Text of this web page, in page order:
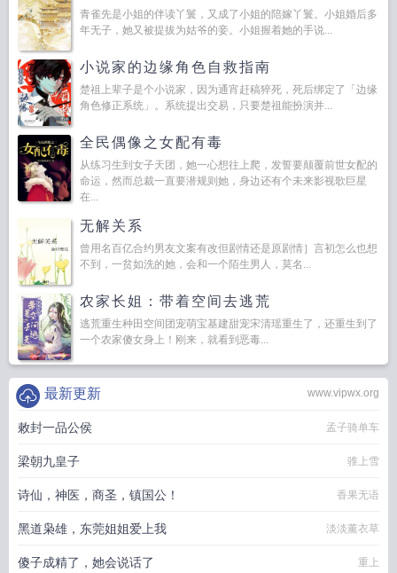
青雀先是小姐的伴读丫鬟，又成了小姐的陪嫁丫鬟。小姐婚后多
年无子，她又被提拔为姑爷的妾。小姐握着她的手说...
小说家的边缘角色自救指南
楚祖上辈子是个小说家，因为通宵赶稿猝死，死后绑定了「边缘
角色修正系统」。系统提出交易，只要楚祖能扮演并...
全民偶像之女配有毒
从练习生到女子天团，她一心想往上爬，发誓要颠覆前世女配的
命运，然而总裁一直要潜规则她，身边还有个未来影视歌巨星
在...
无解关系
曾用名百亿合约男友文案有改但剧情还是原剧情］言初怎么也想
不到，一贫如洗的她，会和一个陌生男人，莫名...
农家长姐：带着空间去逃荒
逃荒重生种田空间团宠萌宝基建甜宠宋清瑶重生了，还重生到了
一个农家傻女身上！刚来，就看到恶毒...
www.vipwx.org
最新更新
敕封一品公侯 孟子骑单车
梁朝九皇子 骓上雪
诗仙，神医，商圣，镇国公！ 香果无语
黑道枭雄，东莞姐姐爱上我 淡淡薰衣草
傻子成精了，她会说话了 重上